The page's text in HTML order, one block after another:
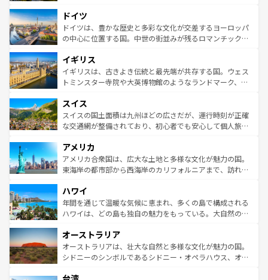
の城塞都市、穏やかなビーチリゾートまで多彩な表情を見
せる。地方によって風土や気候が異なるスペインはその個
性で訪れる人を魅了する。 なお、新着のスペイン情報はコ
で、幅広い魅力が詰まっている。華麗な宮殿、歴史的な大
聖堂、美しいビーチ、そして豊かな自然が、訪れる者を心
から魅了する。また、フランスは美食の国としても知ら
いる。シャンパンの発祥地であるランス、プロヴァンスの
香り高いラベンダー畑など、多彩な楽しみ方が可能だ。さ
らに、パリ以外の地域にも魅力が溢れており、どの街角に
れる地方に足を運ぶとそれぞれで全く異なる文化を体験で
きるだろう。 なお、新着のフランス情報はコンテンツ一覧
を参照してほしい。
ドイツ
ドイツは、豊かな歴史と多彩な文化が交差するヨーロッパ
の中心に位置する国。中世の街並みが残るロマンチック街
顔を持つこの国は、どこを歩いても飽きることがない。ベ
ルリンの文化的活気、バイエルン州のアルプスの絶景、そ
してライン川沿いのワイン畑といった風景は必見。ビール
は、お酒好きな人にはぜひ体験してほしい。 なお、新着の
ドイツ情報はコンテンツ一覧を参照してほしい。
イギリス
イギリスは、古きよき伝統と最先端が共存する国。ウェス
トミンスター寺院や大英博物館のようなランドマーク、歴
リアごとに異なる魅力がある。また、優雅なアフタヌーン
ティー、ビール好きにはたまらない英国パブ、サッカー観
戦など、本場だからこそできる体験も豊富。イギリスを旅
ンツ一覧を参照してほしい。
スイス
スイスの国土面積は九州ほどの広さだが、運行時刻が正確
な交通網が整備されており、初心者でも安心して個人旅行
の建物がそのまま残る町や、スイスならではのユニークな
博物館もあり、アルプス観光だけでなく町歩きも満喫する
ことができる。国民の所得が高いため物価も高いが、旅行
ば市内交通費無料で観光を楽しむこともできる。 なお、新
着のスイス情報はコンテンツ一覧 を参照してほしい。
アメリカ
アメリカ合衆国は、広大な土地と多様な文化が魅力の国。
東海岸の都市部から西海岸のカリフォルニアまで、訪れる
のような巨大都市は、観光、ショッピング、エンターテイ
ンメントが詰まった刺激的なスポットだ。一方、アメリカ
西部には大自然が広がり、グランドキャニオンやイエロー
部のニューオーリンズでは、音楽と美食が融合した独特の
文化が魅力。旅行者はアメリカの各地域で異なる魅力を楽
しみながら、その多様性と豊かな歴史を感じることができ
ならではの贅沢な旅のスタイルだ。 なお、新着のアメリカ
ハワイ
年間を通じて温暖な気候に恵まれ、多くの島で構成される
ハワイは、どの島も独自の魅力をもっている。大自然の神
ワイ島は見逃せない。また、定番の観光地といえばオアフ
島だが、静かな自然を求めるならマウイ島やカウアイ島が
おすすめ。エメラルドグリーンに輝く海をはじめ、豊かな
れるおもてなしの心で訪れる人々を迎えてくれるハワイの
オーストラリア
オーストラリアは、壮大な自然と多様な文化が魅力の国。
シドニーのシンボルであるシドニー・オペラハウス、オー